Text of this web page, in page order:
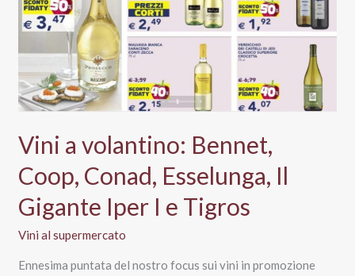
18
aprile:
analisi
Vini a volantino: Bennet,
Coop, Conad, Esselunga, Il
Gigante Iper I e Tigros
Vini al supermercato
Ennesima puntata del nostro focus sui vini in promozione